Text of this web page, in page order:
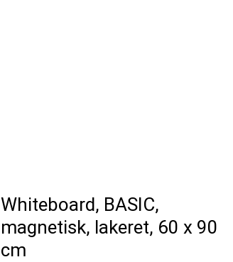
Whiteboard, BASIC,
magnetisk, lakeret, 60 x 90
cm